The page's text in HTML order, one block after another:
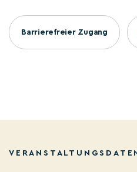
Barrierefreier Zugang